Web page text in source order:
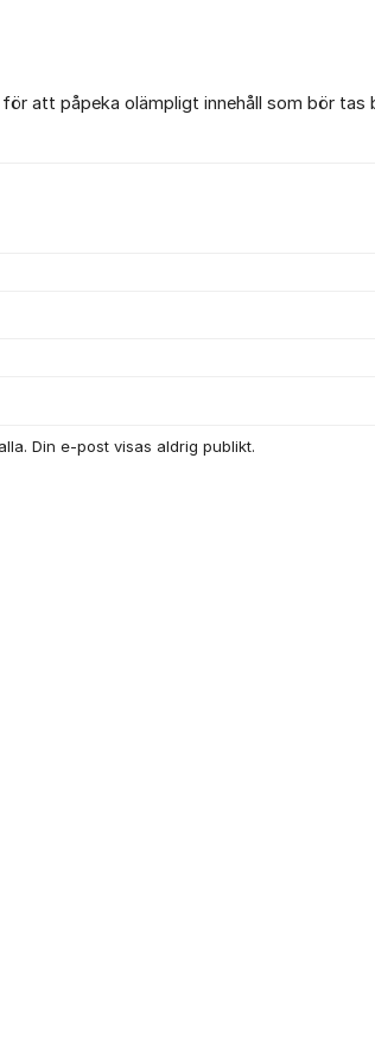
att påpeka olämpligt innehåll som bör
Din e-post visas aldrig publikt.